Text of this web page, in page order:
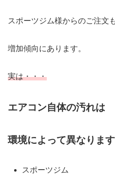
スポーツジム様からのご注文
増加傾向にあります。
実は・・・
エアコン自体の汚れは
環境によって異なります
スポーツジム